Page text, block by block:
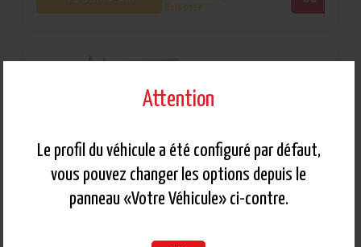
Hors pose
Attention
Le profil du véhicule a été configuré par défaut,
vous pouvez changer les options depuis le
panneau «Votre Véhicule» ci-contre.